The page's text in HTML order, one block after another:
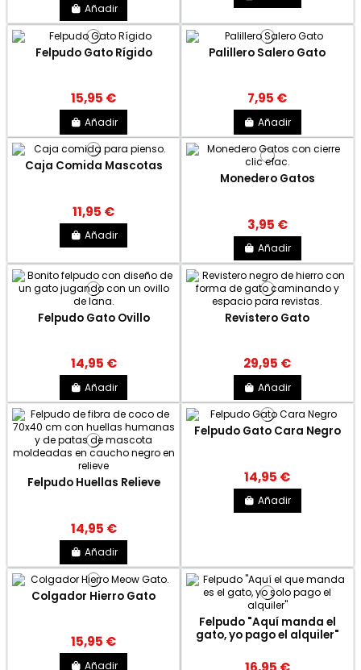
Añadir
Felpudo Gato Rígido
15,95 €
Añadir
Palillero Salero Gato
7,95 €
Añadir
Caja Comida Mascotas
11,95 €
Añadir
Monedero Gatos
3,95 €
Añadir
Felpudo Gato Ovillo
14,95 €
Añadir
Revistero Gato
29,95 €
Añadir
Felpudo Huellas Relieve
14,95 €
Añadir
Felpudo Gato Cara Negro
14,95 €
Añadir
Colgador Hierro Gato
15,95 €
Añadir
Felpudo "Aquí manda el
gato, yo pago el alquiler"